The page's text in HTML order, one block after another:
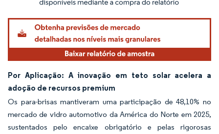
Por Aplicação: A inovação em teto solar acelera a
adoção de recursos premium
Os para-brisas mantiveram uma participação de 48,10% no
mercado de vidro automotivo da América do Norte em 2025,
sustentados pelo encaixe obrigatório e pelas rigorosas